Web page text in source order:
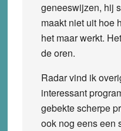
geneeswijzen, hij
maakt niet uit hoe
het maar werkt.
de oren.
Radar vind ik
interessant
gebekte scherpe
ook nog eens een